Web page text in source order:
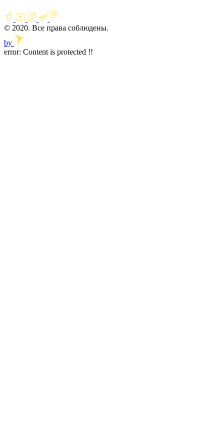
© 2020. Все права соблюдены.
by
error: Content is protected !!